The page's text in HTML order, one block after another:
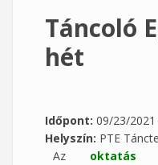
Táncoló
hét
Időpont: 09/23/2021
Helyszín: PTE
Az oktatás